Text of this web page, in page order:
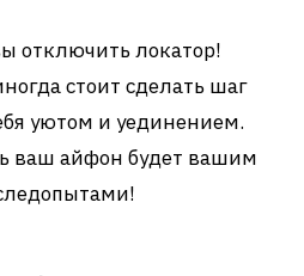
отключить локатор!
стоит сделать шаг
уютом и уединением.
ваш айфон будет вашим